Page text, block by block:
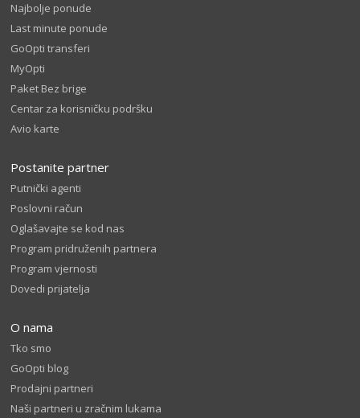
Najbolje ponude
Last minute ponude
GoOpti transferi
MyOpti
Paket Bez brige
Centar za korisničku podršku
Avio karte
Postanite partner
Putnički agenti
Poslovni račun
Oglašavajte se kod nas
Program pridruženih partnera
Program vjernosti
Dovedi prijatelja
O nama
Tko smo
GoOpti blog
Prodajni partneri
Naši partneri u zračnim lukama